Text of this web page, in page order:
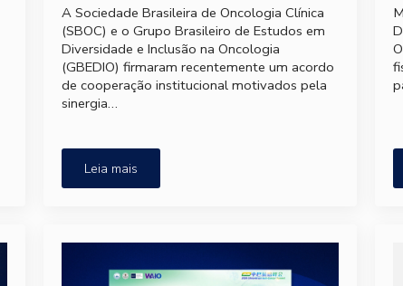
A Sociedade Brasileira de Oncologia Clínica
(SBOC) e o Grupo Brasileiro de Estudos em
Diversidade e Inclusão na Oncologia
(GBEDIO) firmaram recentemente um acordo
de cooperação institucional motivados pela
sinergia…
Leia mais